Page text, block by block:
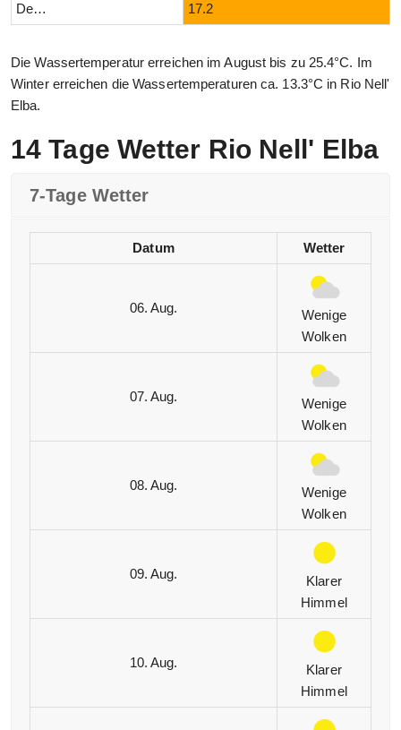
Dezember 17.2
Die Wassertemperatur erreichen im August bis zu 25.4°C. Im
Winter erreichen die Wassertemperaturen ca. 13.3°C in Rio Nell'
Elba.
14 Tage Wetter Rio Nell' Elba
7-Tage Wetter
Datum Wetter
06. Aug.
Wenige
Wolken
07. Aug.
Wenige
Wolken
08. Aug.
Wenige
Wolken
09. Aug.
Klarer
Himmel
10. Aug.
Klarer
Himmel